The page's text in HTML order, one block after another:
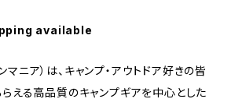
available
ニア）は、キャンプ・アウトドア好きの皆
える高品質のキャンプギアを中心とした